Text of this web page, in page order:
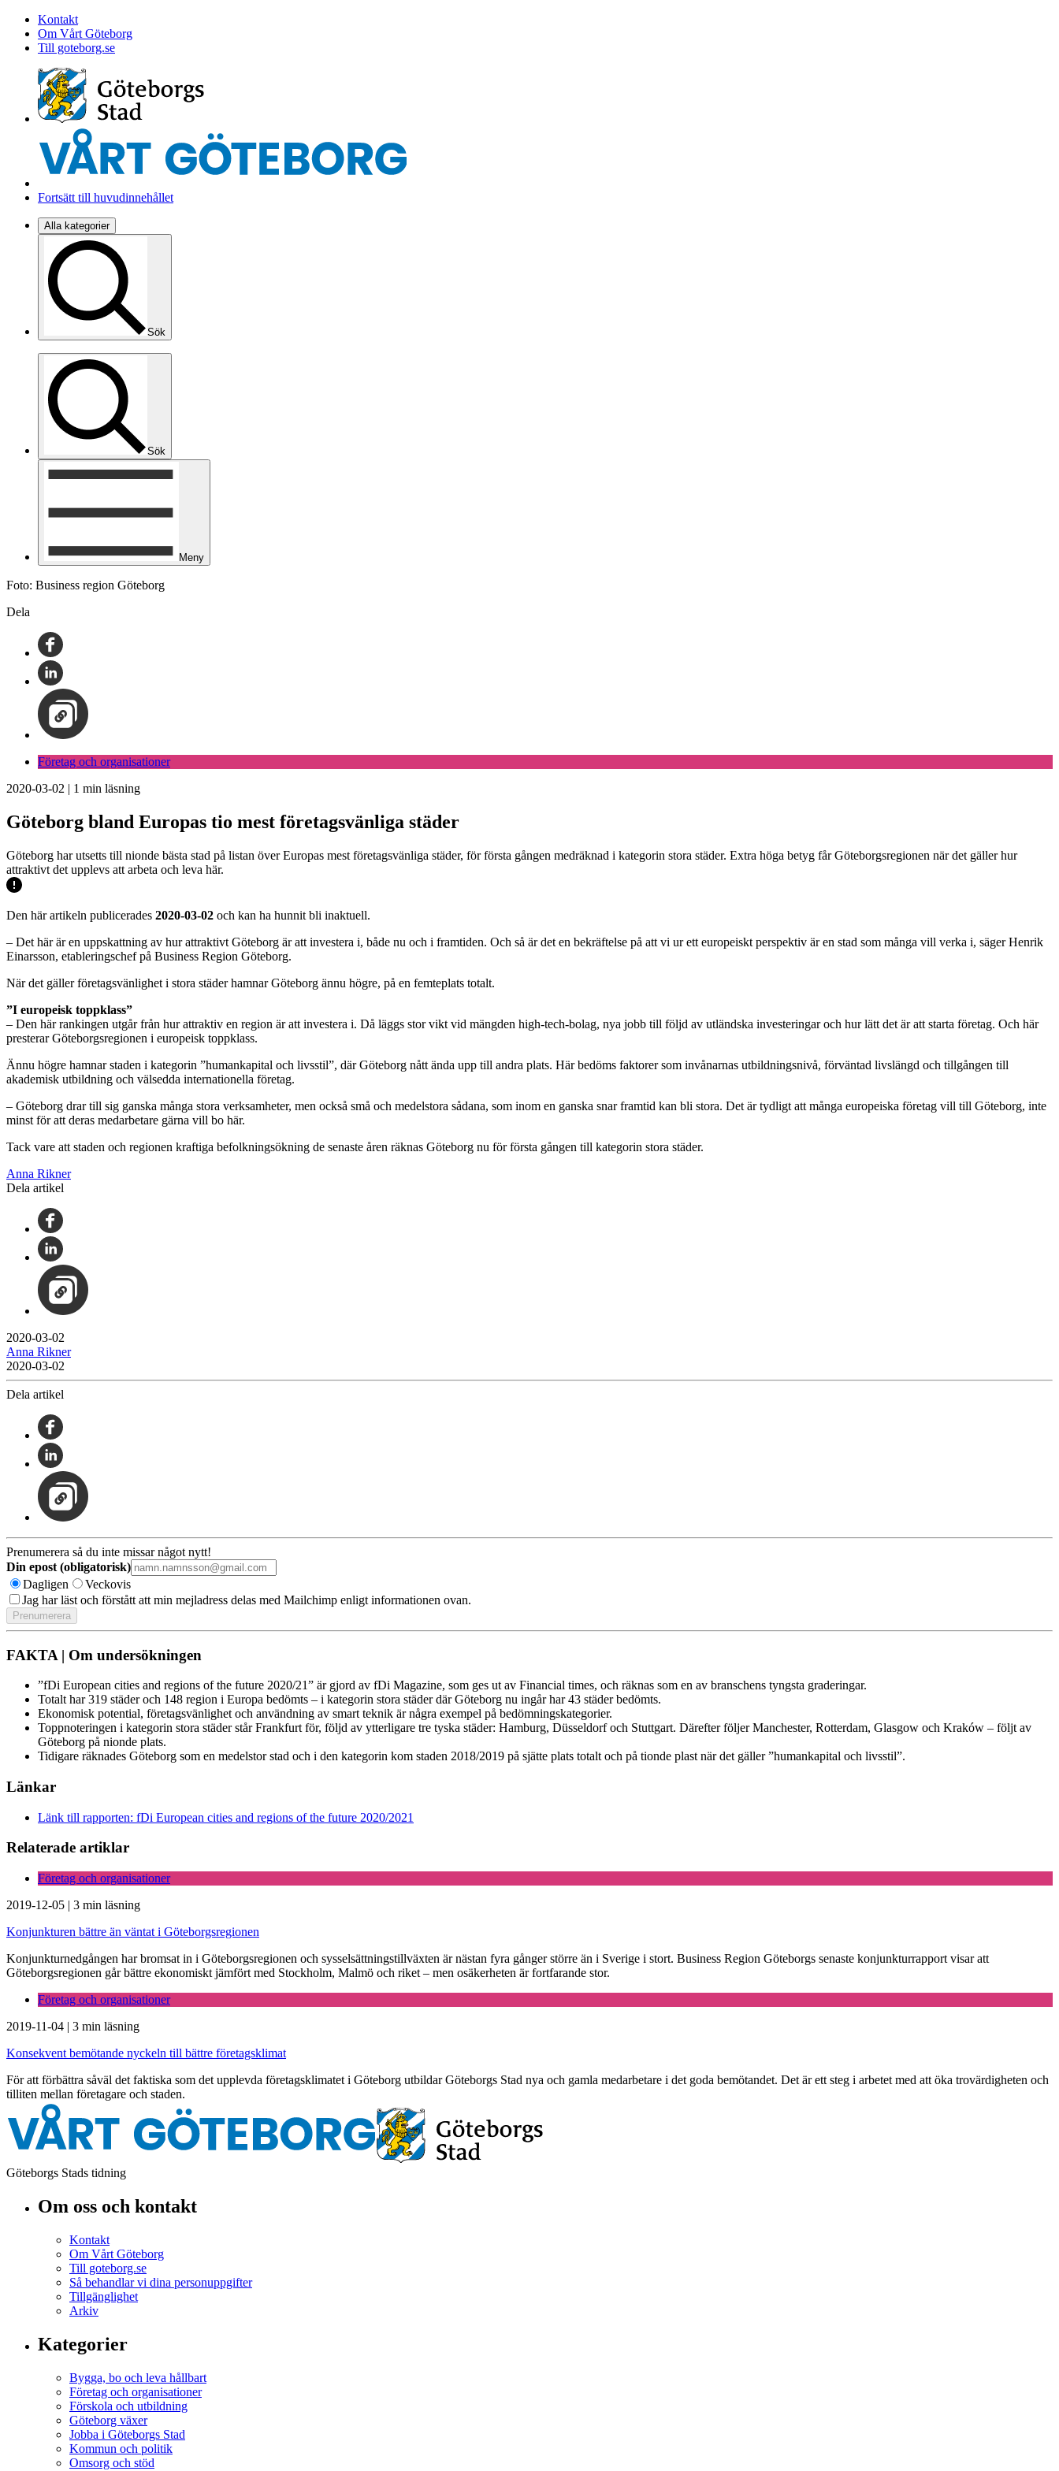
Kontakt
Om Vårt Göteborg
Till goteborg.se
Fortsätt till huvudinnehållet
Alla kategorier
Sök
Sök
Meny
Foto: Business region Göteborg
Dela
Företag och organisationer
2020-03-02 | 1 min läsning
Göteborg bland Europas tio mest företagsvänliga städer
Göteborg har utsetts till nionde bästa stad på listan över Europas mest företagsvänliga städer, för första gången medräknad i kategorin stora städer. Extra höga betyg får Göteborgsregionen när det gäller hur
attraktivt det upplevs att arbeta och leva här.
Den här artikeln publicerades 2020-03-02 och kan ha hunnit bli inaktuell.
– Det här är en uppskattning av hur attraktivt Göteborg är att investera i, både nu och i framtiden. Och så är det en bekräftelse på att vi ur ett europeiskt perspektiv är en stad som många vill verka i, säger Henrik
Einarsson, etableringschef på Business Region Göteborg.
När det gäller företagsvänlighet i stora städer hamnar Göteborg ännu högre, på en femteplats totalt.
”I europeisk toppklass”
– Den här rankingen utgår från hur attraktiv en region är att investera i. Då läggs stor vikt vid mängden high-tech-bolag, nya jobb till följd av utländska investeringar och hur lätt det är att starta företag. Och här
presterar Göteborgsregionen i europeisk toppklass.
Ännu högre hamnar staden i kategorin ”humankapital och livsstil”, där Göteborg nått ända upp till andra plats. Här bedöms faktorer som invånarnas utbildningsnivå, förväntad livslängd och tillgången till
akademisk utbildning och välsedda internationella företag.
– Göteborg drar till sig ganska många stora verksamheter, men också små och medelstora sådana, som inom en ganska snar framtid kan bli stora. Det är tydligt att många europeiska företag vill till Göteborg, inte
minst för att deras medarbetare gärna vill bo här.
Tack vare att staden och regionen kraftiga befolkningsökning de senaste åren räknas Göteborg nu för första gången till kategorin stora städer.
Anna Rikner
Dela artikel
2020-03-02
Anna Rikner
2020-03-02
Dela artikel
Prenumerera så du inte missar något nytt!
Din epost (obligatorisk)
Dagligen
Veckovis
Jag har läst och förstått att min mejladress delas med Mailchimp enligt informationen ovan.
FAKTA | Om undersökningen
”fDi European cities and regions of the future 2020/21” är gjord av fDi Magazine, som ges ut av Financial times, och räknas som en av branschens tyngsta graderingar.
Totalt har 319 städer och 148 region i Europa bedömts – i kategorin stora städer där Göteborg nu ingår har 43 städer bedömts.
Ekonomisk potential, företagsvänlighet och användning av smart teknik är några exempel på bedömningskategorier.
Toppnoteringen i kategorin stora städer står Frankfurt för, följd av ytterligare tre tyska städer: Hamburg, Düsseldorf och Stuttgart. Därefter följer Manchester, Rotterdam, Glasgow och Kraków – följt av
Göteborg på nionde plats.
Tidigare räknades Göteborg som en medelstor stad och i den kategorin kom staden 2018/2019 på sjätte plats totalt och på tionde plast när det gäller ”humankapital och livsstil”.
Länkar
Länk till rapporten: fDi European cities and regions of the future 2020/2021
Relaterade artiklar
Företag och organisationer
2019-12-05 | 3 min läsning
Konjunkturen bättre än väntat i Göteborgsregionen
Konjunkturnedgången har bromsat in i Göteborgsregionen och sysselsättningstillväxten är nästan fyra gånger större än i Sverige i stort. Business Region Göteborgs senaste konjunkturrapport visar att
Göteborgsregionen går bättre ekonomiskt jämfört med Stockholm, Malmö och riket – men osäkerheten är fortfarande stor.
Företag och organisationer
2019-11-04 | 3 min läsning
Konsekvent bemötande nyckeln till bättre företagsklimat
För att förbättra såväl det faktiska som det upplevda företagsklimatet i Göteborg utbildar Göteborgs Stad nya och gamla medarbetare i det goda bemötandet. Det är ett steg i arbetet med att öka trovärdigheten och
tilliten mellan företagare och staden.
Göteborgs Stads tidning
Om oss och kontakt
Kontakt
Om Vårt Göteborg
Till goteborg.se
Så behandlar vi dina personuppgifter
Tillgänglighet
Arkiv
Kategorier
Bygga, bo och leva hållbart
Företag och organisationer
Förskola och utbildning
Göteborg växer
Jobba i Göteborgs Stad
Kommun och politik
Omsorg och stöd